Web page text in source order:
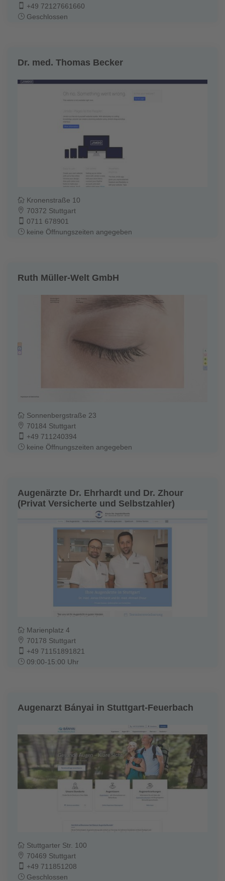
+49 72127661660
Geschlossen
Dr. med. Thomas Becker
Kronenstraße 10
70372 Stuttgart
0711 678901
keine Öffnungszeiten angegeben
Ruth Müller-Welt GmbH
Sonnenbergstraße 23
70184 Stuttgart
+49 711240394
keine Öffnungszeiten angegeben
Augenärzte Dr. Ehrhardt und Dr. Zhour
(Privat Versicherte und Selbstzahler)
Marienplatz 4
70178 Stuttgart
+49 71151891821
09:00-15:00 Uhr
Augenarzt Bányai in Stuttgart-Feuerbach
Stuttgarter Str. 100
70469 Stuttgart
+49 711851208
Geschlossen